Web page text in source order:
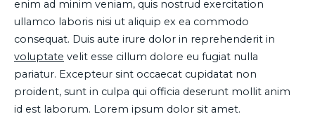
enim ad minim veniam, quis nostrud exercitation
ullamco laboris nisi ut aliquip ex ea commodo
consequat. Duis aute irure dolor in reprehenderit in
voluptate velit esse cillum dolore eu fugiat nulla
pariatur. Excepteur sint occaecat cupidatat non
proident, sunt in culpa qui officia deserunt mollit anim
id est laborum. Lorem ipsum dolor sit amet.